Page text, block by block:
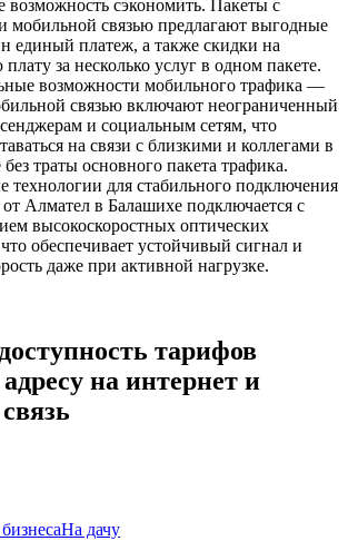
возможность сэкономить. Пакеты с
мобильной связью предлагают выгодные
единый платеж, а также скидки на
за несколько услуг в одном пакете.
возможности мобильного трафика —
связью включают неограниченный
и социальным сетям, что
на связи с близкими и коллегами в
траты основного пакета трафика.
технологии для стабильного подключения
Алмател в Балашихе подключается с
высокоскоростных оптических
обеспечивает устойчивый сигнал и
даже при активной нагрузке.
тарифов
на интернет и
На дачу